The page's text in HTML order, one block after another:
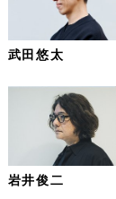
武田悠太
岩井俊二